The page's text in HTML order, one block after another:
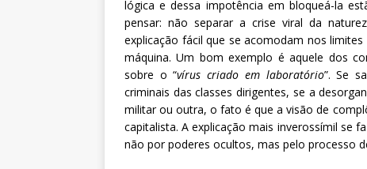
lógica e dessa impotência em bloqueá-la
pensar: não separar a crise viral da
explicação fácil que se acomodam nos
máquina. Um bom exemplo é aquele dos
sobre o “vírus criado em laboratório”. Se
criminais das classes dirigentes, se a
militar ou outra, o fato é que a visão de
capitalista. A explicação mais inverossímil se
não por poderes ocultos, mas pelo processo